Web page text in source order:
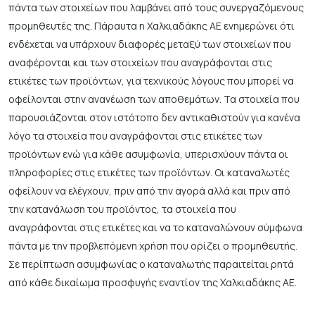
πάντα των στοιχείων που λαμβάνει από τους συνεργαζόμενους
προμηθευτές της. Πάραυτα η Χαλκιαδάκης ΑΕ ενημερώνει ότι
ενδέχεται να υπάρχουν διαφορές μεταξύ των στοιχείων που
αναφέρονται και των στοιχείων που αναγράφονται στις
ετικέτες των προϊόντων, για τεχνικούς λόγους που μπορεί να
οφείλονται στην ανανέωση των αποθεμάτων. Τα στοιχεία που
παρουσιάζονται στον ιστότοπο δεν αντικαθιστούν για κανένα
λόγο τα στοιχεία που αναγράφονται στις ετικέτες των
προϊόντων ενώ για κάθε ασυμφωνία, υπερισχύουν πάντα οι
πληροφορίες στις ετικέτες των προϊόντων. Οι καταναλωτές
οφείλουν να ελέγχουν, πριν από την αγορά αλλά και πριν από
την κατανάλωση του προϊόντος, τα στοιχεία που
αναγράφονται στις ετικέτες και να το καταναλώνουν σύμφωνα
πάντα με την προβλεπόμενη χρήση που ορίζει ο προμηθευτής.
Σε περίπτωση ασυμφωνίας ο καταναλωτής παραιτείται ρητά
από κάθε δικαίωμα προσφυγής εναντίον της Χαλκιαδάκης ΑΕ.